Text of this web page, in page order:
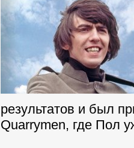
результатов и был
Quarrymen, где Пол